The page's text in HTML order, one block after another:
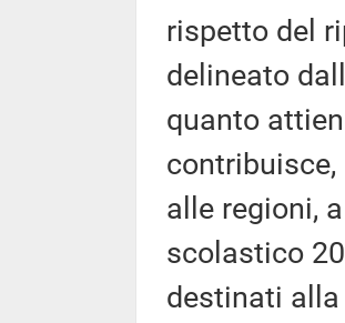
rispetto del
delineato
quanto
alle regioni,
scolastico
destinati